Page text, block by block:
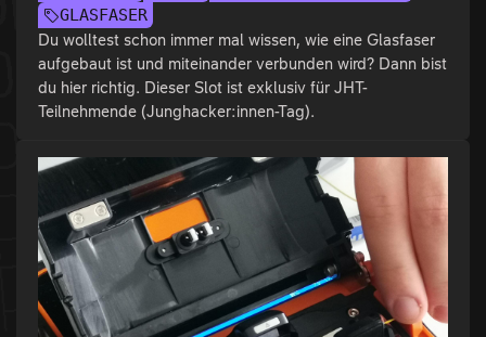
GLASFASER
Du wolltest schon immer mal wissen, wie eine Glasfaser
aufgebaut ist und miteinander verbunden wird? Dann bist
du hier richtig. Dieser Slot ist exklusiv für JHT-
Teilnehmende (Junghacker:innen-Tag).